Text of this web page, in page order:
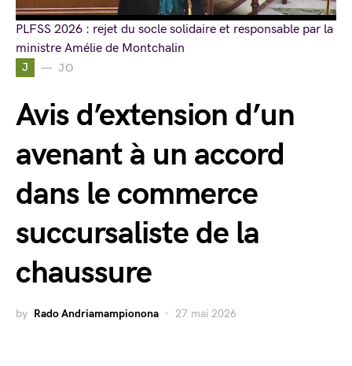
J JO
Avis d’extension d’un
avenant à un accord
dans le commerce
succursaliste de la
chaussure
by Rado Andriamampionona 27 mai 2026
PLFSS 2026 : rejet du socle solidaire et responsable par la
ministre Amélie de Montchalin